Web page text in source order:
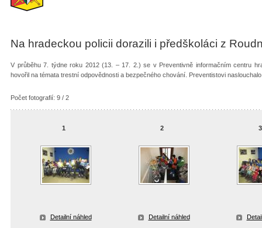
Na hradeckou policii dorazili i předškoláci z
V průběhu 7. týdne roku 2012 (13. – 17. 2.) se v Preventivně informačním centru
hovořil na témata trestní odpovědnosti a bezpečného chování. Preventistovi
Počet fotografií: 9 / 2
1
Detailní náhled
2
Detailní náhled